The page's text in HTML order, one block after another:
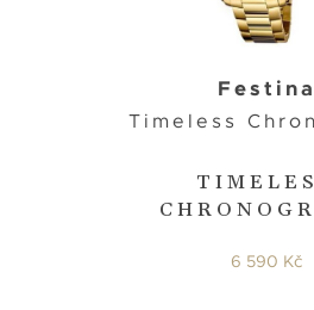
Festina
Timeless
6 590 Kč